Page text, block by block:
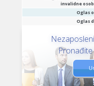
invalidne
Oglas
Oglas